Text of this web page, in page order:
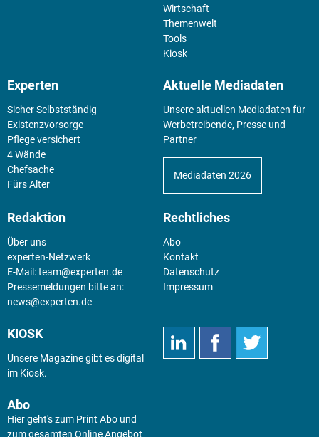
Wirtschaft
Themenwelt
Tools
Kiosk
Experten
Sicher Selbstständig
Existenz­vorsorge
Pflege versichert
4 Wände
Chefsache
Fürs Alter
Aktuelle Mediadaten
Unsere aktuellen Mediadaten für
Werbetreibende, Presse und
Partner
Mediadaten 2026
Redaktion
Über uns
experten-Netzwerk
E-Mail:team@experten.de
Pressemeldungen bitte an:
news@experten.de
Rechtliches
Abo
Kontakt
Datenschutz
Impressum
KIOSK
Unsere Magazine gibt es digital
im Kiosk.
Abo
Hier geht's zum Print Abo und
zum gesamten Online Angebot